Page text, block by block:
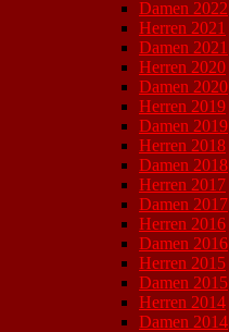
Damen 2022
Herren 2021
Damen 2021
Herren 2020
Damen 2020
Herren 2019
Damen 2019
Herren 2018
Damen 2018
Herren 2017
Damen 2017
Herren 2016
Damen 2016
Herren 2015
Damen 2015
Herren 2014
Damen 2014